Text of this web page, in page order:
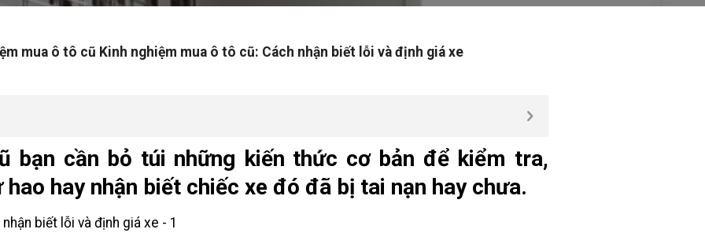
mua ô tô cũ Kinh nghiệm mua ô tô cũ: Cách nhận biết lỗi và định giá xe
bạn cần bỏ túi những kiến thức cơ bản để kiểm tra,
hay nhận biết chiếc xe đó đã bị tai nạn hay chưa.